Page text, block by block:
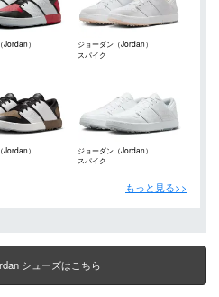
Jordan）
ジョーダン（Jordan）
スパイク
Jordan）
ジョーダン（Jordan）
スパイク
もっと見る>>
シューズはこちら